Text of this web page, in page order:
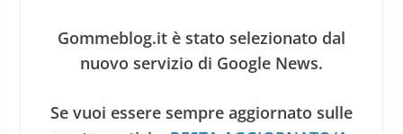
Gommeblog.it è stato selezionato dal
nuovo servizio di Google News.
Se vuoi essere sempre aggiornato sulle